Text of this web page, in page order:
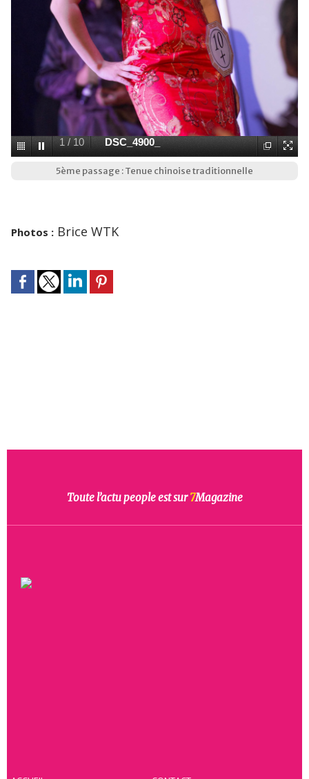
1 / 10 DSC_4900_
5ème passage : Tenue chinoise traditionnelle
Photos : Brice WTK
Toute l’actu people est sur7Magazine